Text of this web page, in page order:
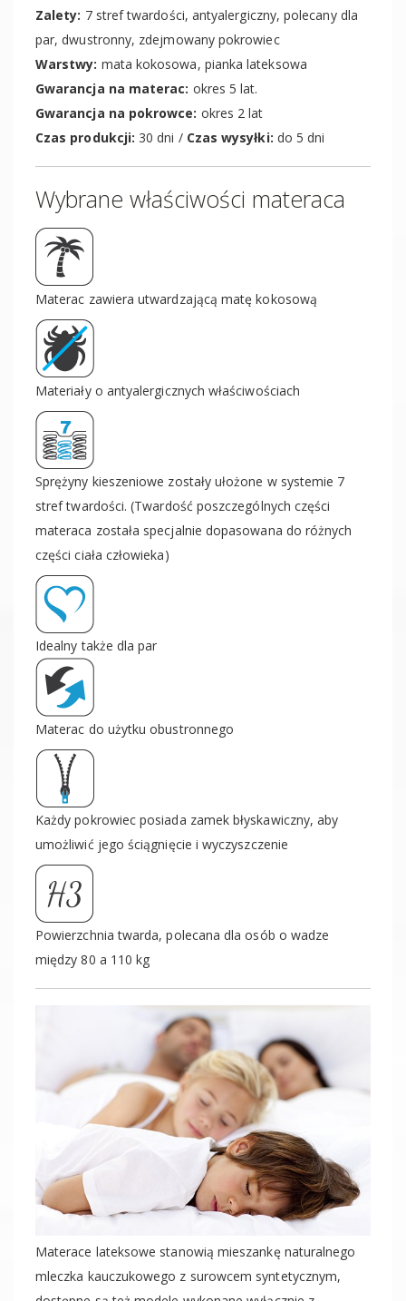
Zalety: 7 stref twardości, antyalergiczny, polecany dla
par, dwustronny, zdejmowany pokrowiec
Warstwy: mata kokosowa, pianka lateksowa
Gwarancja na materac: okres 5 lat.
Gwarancja na pokrowce: okres 2 lat
Czas produkcji: 30 dni / Czas wysyłki: do 5 dni
Wybrane właściwości materaca
Materac zawiera utwardzającą matę kokosową
Materiały o antyalergicznych właściwościach
Sprężyny kieszeniowe zostały ułożone w systemie 7
stref twardości. (Twardość poszczególnych części
materaca została specjalnie dopasowana do różnych
części ciała człowieka)
Idealny także dla par
Materac do użytku obustronnego
Każdy pokrowiec posiada zamek błyskawiczny, aby
umożliwić jego ściągnięcie i wyczyszczenie
Powierzchnia twarda, polecana dla osób o wadze
między 80 a 110 kg
Materace lateksowe stanowią mieszankę naturalnego
mleczka kauczukowego z surowcem syntetycznym,